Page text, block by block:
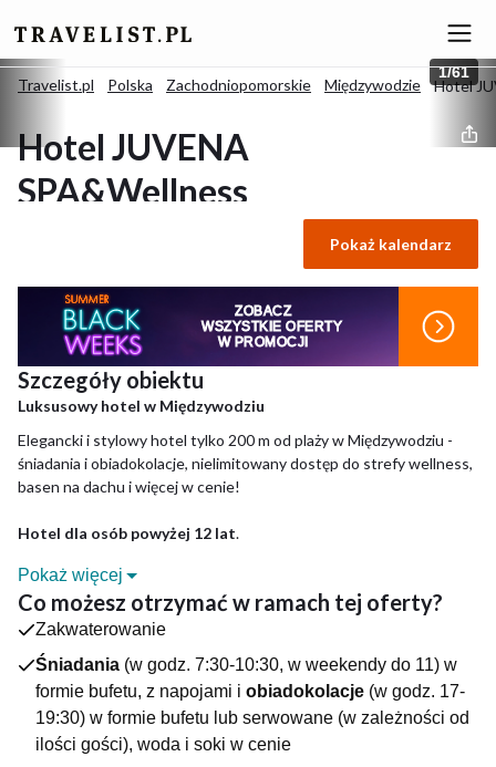
Travelist.pl Polska Zachodniopomorskie Międzywodzie Hotel
Hotel JUVENA
SPA&Wellness
(Znakomity) 73 opinie
1/61
Pokaż kalendarz
ZOBACZ
WSZYSTKIE OFERTY
W PROMOCJI
Szczegóły obiektu
Luksusowy hotel w Międzywodziu
Elegancki i stylowy hotel tylko 200 m od plaży w Międzywodziu -
śniadania i obiadokolacje, nielimitowany dostęp do strefy wellness,
basen na dachu i więcej w cenie!
Hotel dla osób powyżej 12 lat.
DLACZEGO WARTO?
Hotel JUVENA SPA&Wellness to synonim luksusu i elegancji.
Obiekt zlokalizowany jest w niewielkiej miejscowości
nadmorskiej - Międzywodzie w otoczeniu lasu sosnowego i
zaledwie 200 metrów od plaży. Goście korzystać tu mogą m.in
z wykwintnej restauracji, baru przy basenie na dachu budynku,
z którego rozpościera się niesamowity widok na okolicę czy
nowoczesnego kompleksu wellness & spa. Co ważne - Hotel
Pokaż więcej
Co możesz otrzymać w ramach tej oferty?
Zakwaterowanie
Śniadania (w godz. 7:30-10:30, w weekendy do 11) w
formie bufetu, z napojami i obiadokolacje (w godz. 17-
19:30) w formie bufetu lub serwowane (w zależności od
ilości gości), woda i soki w cenie